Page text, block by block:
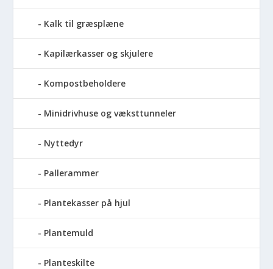
Kalk til græsplæne
Kapilærkasser og skjulere
Kompostbeholdere
Minidrivhuse og væksttunneler
Nyttedyr
Pallerammer
Plantekasser på hjul
Plantemuld
Planteskilte